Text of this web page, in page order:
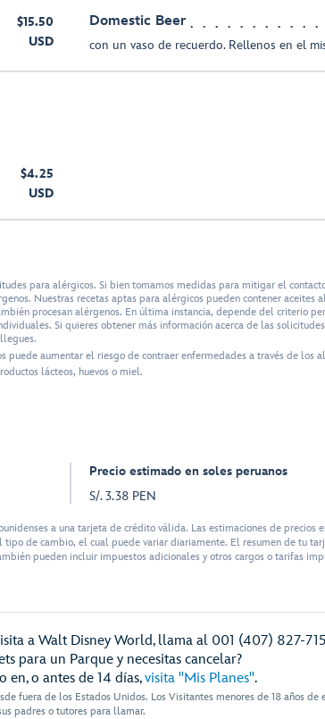
$15.50
USD
Domestic Beer
con un vaso de recuerdo. Rellenos en el
$4.25
USD
para alérgicos. Si bien tomamos medidas para mitigar el
Nuestras recetas aptas para alérgicos pueden contener aceites
procesan alérgenos. En última instancia, depende del criterio
Si quieres obtener más información acerca de las
puede aumentar el riesgo de contraer enfermedades a través de los
lácteos, huevos o miel.
Precio estimado en soles peruanos
S/. 3.38 PEN
a una tarjeta de crédito válida. Las estimaciones de
de cambio, el cual puede variar diariamente. El resumen de tu
pueden incluir impuestos adicionales y otros cargos o tarifas
a Walt Disney World, llama al 001 (407) 827-
para un Parque y necesitas cancelar?
en, o antes de 14 días,visita "Mis Planes".
fuera de los Estados Unidos. Los Visitantes menores de 18 años
padres o tutores para llamar.